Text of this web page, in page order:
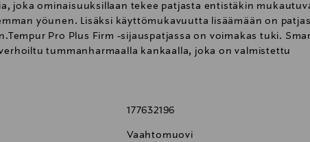
joka ominaisuuksillaan tekee patjasta entistäkin
yöunen. Lisäksi käyttömukavuutta lisäämään on
Pro Plus Firm -sijauspatjassa on voimakas tuki.
tummanharmaalla kankaalla, joka on valmistettu
177632196
Vaahtomuovi